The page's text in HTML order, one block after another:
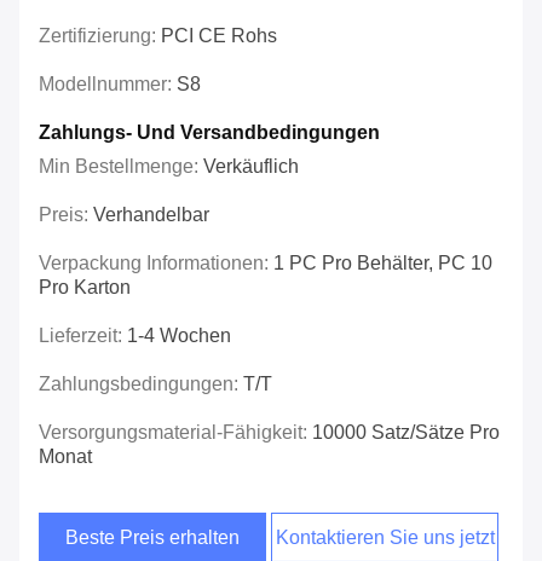
Zertifizierung: PCI CE Rohs
Modellnummer: S8
Zahlungs- Und Versandbedingungen
Min Bestellmenge: Verkäuflich
Preis: Verhandelbar
Verpackung Informationen: 1 PC Pro Behälter, PC 10
Pro Karton
Lieferzeit: 1-4 Wochen
Zahlungsbedingungen: T/T
Versorgungsmaterial-Fähigkeit: 10000 Satz/Sätze Pro
Monat
Beste Preis erhalten Kontaktieren Sie uns jetzt